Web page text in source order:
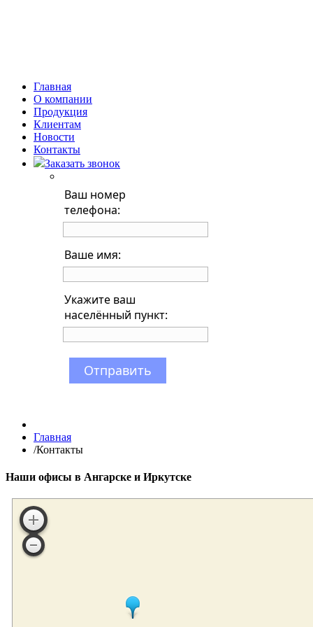
Главная
О компании
Продукция
Клиентам
Новости
Контакты
Заказать звонок
Ваш номер
телефона:
Ваше имя:
Укажите ваш
населённый пункт:
Отправить
Главная
/Контакты
Наши офисы в Ангарске и Иркутске